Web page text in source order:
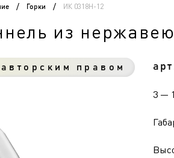
/ Горки / ИК 0318Н-12
из
правом
3 —